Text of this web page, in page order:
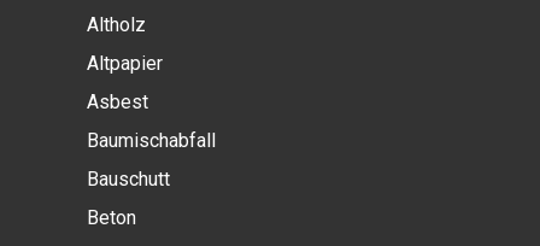
Altholz
Altpapier
Asbest
Baumischabfall
Bauschutt
Beton